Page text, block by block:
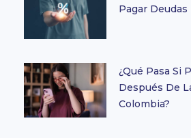
Pagar Deudas
¿Qué Pasa Si
Después De
Colombia?